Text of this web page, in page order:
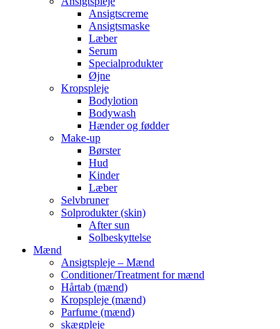
Ansigtscreme
Ansigtsmaske
Læber
Serum
Specialprodukter
Øjne
Kropspleje
Bodylotion
Bodywash
Hænder og fødder
Make-up
Børster
Hud
Kinder
Læber
Selvbruner
Solprodukter (skin)
After sun
Solbeskyttelse
Mænd
Ansigtspleje – Mænd
Conditioner/Treatment for mænd
Hårtab (mænd)
Kropspleje (mænd)
Parfume (mænd)
skægpleje